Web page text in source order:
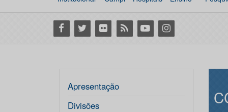
Facebook
Twitter Flickr RSS YoutubeInstagram
Apresentação
Divisões